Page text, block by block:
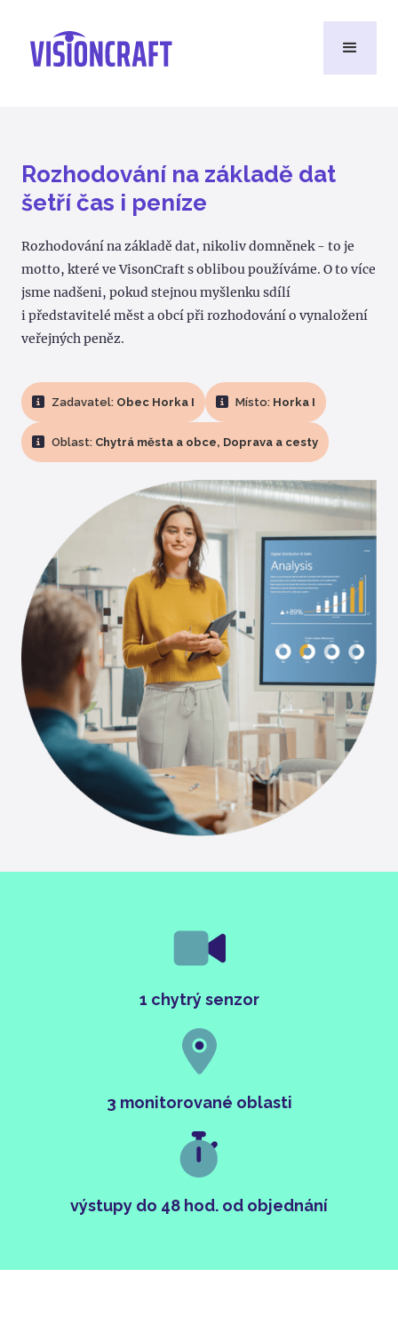
Rozhodování na základě dat
šetří čas i peníze
Rozhodování na základě dat, nikoliv domněnek - to je
motto, které ve VisonCraft s oblibou používáme. O to více
jsme nadšeni, pokud stejnou myšlenku sdílí
i představitelé měst a obcí při rozhodování o vynaložení
veřejných peněz.
Zadavatel: Obec Horka I Místo: Horka I
Oblast: Chytrá města a obce, Doprava a cesty
1 chytrý senzor
3 monitorované oblasti
výstupy do 48 hod. od objednání